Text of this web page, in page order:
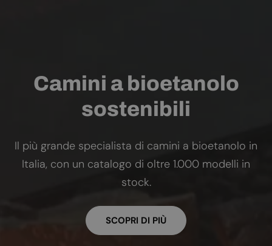
Camini a bioetanolo
sostenibili
Il più grande specialista di camini a bioetanolo in
Italia, con un catalogo di oltre 1.000 modelli in
stock.
SCOPRI DI PIÙ